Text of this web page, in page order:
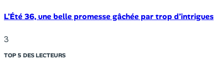
L’Été 36, une belle promesse gâchée par trop d’intrigues
3
TOP 5 DES LECTEURS